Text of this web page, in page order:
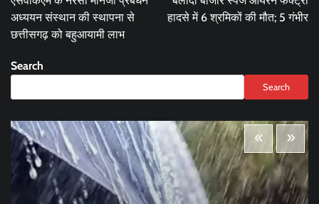
अध्ययन संस्थान की स्थापना से
छत्तीसगढ़ को बहुआयामी लाभ
हादसे में 6 श्रमिकों की मौत; 5 गंभीर
Search
Search